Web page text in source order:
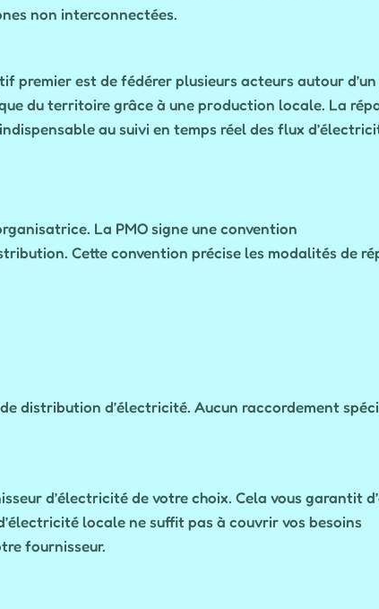
non interconnectées.
premier est de fédérer plusieurs acteurs autour
du territoire grâce à une production locale. La
au suivi en temps réel des flux
La PMO signe une convention
Cette convention précise les modalités de
distribution d’électricité. Aucun raccordement
d’électricité de votre choix. Cela vous garantit
locale ne suffit pas à couvrir vos besoins
fournisseur.